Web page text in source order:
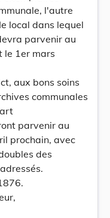
l'autre
local dans lequel
parvenir au
le 1er mars
aux bons soins
communales
parvenir au
prochain, avec
des